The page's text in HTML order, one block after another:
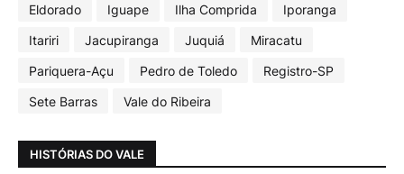
Eldorado
Iguape Ilha Comprida
Iporanga
Itariri
Jacupiranga Juquiá
Miracatu
Pariquera-Açu
Pedro de Toledo
Registro-SP
Sete Barras
Vale do Ribeira
HISTÓRIAS DO VALE